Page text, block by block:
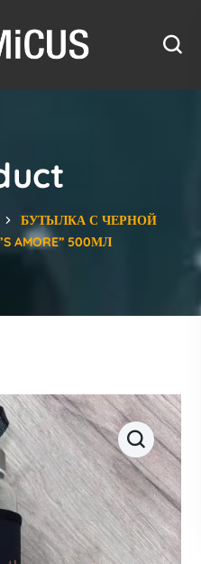
БУТЫЛКА С ЧЕРНОЙ
AMORE” 500МЛ